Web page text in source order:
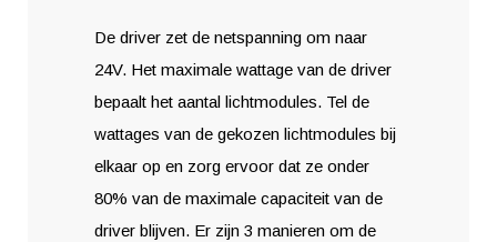
De driver zet de netspanning om naar
24V. Het maximale wattage van de driver
bepaalt het aantal lichtmodules. Tel de
wattages van de gekozen lichtmodules bij
elkaar op en zorg ervoor dat ze onder
80% van de maximale capaciteit van de
driver blijven. Er zijn 3 manieren om de